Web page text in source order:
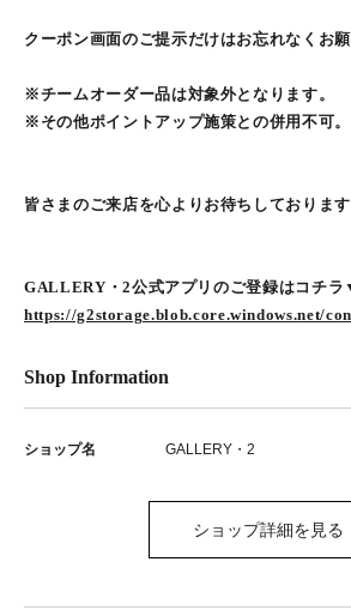
クーポン画面のご提示だけはお忘れなくお願
※チームオーダー品は対象外となります。
※その他ポイントアップ施策との併用不可。
皆さまのご来店を心よりお待ちしておりま
GALLERY・2公式アプリのご登録はコチラ
https://g2storage.blob.core.windows.net/
Shop Information
ショップ名 GALLERY・2
ショップ詳細を見る